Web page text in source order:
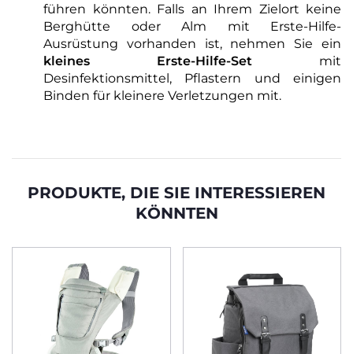
führen könnten. Falls an Ihrem Zielort keine
Berghütte oder Alm mit Erste-Hilfe-
Ausrüstung vorhanden ist, nehmen Sie ein
kleines Erste-Hilfe-Set mit
Desinfektionsmittel, Pflastern und einigen
Binden für kleinere Verletzungen mit.
PRODUKTE, DIE SIE INTERESSIEREN
KÖNNTEN